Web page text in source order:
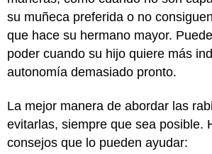
su muñeca preferida o no
que hace su hermano mayor.
poder cuando su hijo quiere más
autonomía demasiado pronto.
La mejor manera de abordar las
evitarlas, siempre que sea posible.
consejos que lo pueden ayudar: